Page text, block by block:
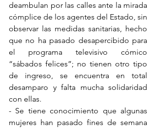
deambulan por las calles ante la mirada
cómplice de los agentes del Estado, sin
observar las medidas sanitarias, hecho
que no ha pasado desapercibido para
el programa televisivo cómico
“sábados felices”; no tienen otro tipo
de ingreso, se encuentra en total
desamparo y falta mucha solidaridad
con ellas.
- Se tiene conocimiento que algunas
mujeres han pasado fines de semana